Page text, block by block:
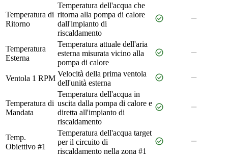
Temperatura di
Ritorno
Temperatura dell'acqua che
ritorna alla pompa di calore
dall'impianto di
riscaldamento
check_circle remove
Temperatura
Esterna
Temperatura attuale dell'aria
esterna misurata vicino alla
pompa di calore
check_circle remove
Ventola 1 RPM
Velocità della prima ventola
dell'unità esterna
check_circle remove
Temperatura di
Mandata
Temperatura dell'acqua in
uscita dalla pompa di calore e
diretta all'impianto di
riscaldamento
check_circle remove
Temp.
Obiettivo #1
Temperatura dell'acqua target
per il circuito di
riscaldamento nella zona #1
check_circle remove